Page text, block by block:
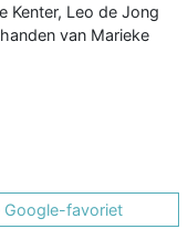
Kenter, Leo de Jong
van Marieke
Google-favoriet